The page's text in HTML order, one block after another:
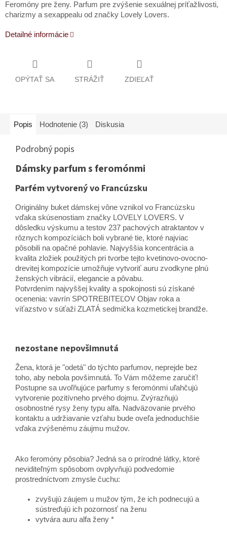
Feromóny pre ženy. Parfum pre zvýšenie sexuálnej príťažlivosti,
charizmy a sexappealu od značky Lovely Lovers.
Detailné informácie
OPÝTAŤ SA STRÁŽIŤ ZDIEĽAŤ
Popis Hodnotenie (3) Diskusia
Podrobný popis
Dámsky parfum s feromónmi
Parfém vytvorený vo Francúzsku
Originálny buket dámskej vône vznikol vo Francúzsku
vďaka skúsenostiam značky LOVELY LOVERS. V
dôsledku výskumu a testov 237 pachových atraktantov v
rôznych kompozíciách boli vybrané tie, ktoré najviac
pôsobili na opačné pohlavie. Najvyššia koncentrácia a
kvalita zložiek použitých pri tvorbe tejto kvetinovo-ovocno-
drevitej kompozície umožňuje vytvoriť auru zvodkyne plnú
ženských vibrácií, elegancie a pôvabu.
Potvrdením najvyššej kvality a spokojnosti sú získané
ocenenia: vavrín SPOTREBITEĽOV Objav roka a
víťazstvo v súťaži ZLATÁ sedmička kozmetickej brandže.
nezostane nepovšimnutá
Žena, ktorá je "odetá" do týchto parfumov, neprejde bez
toho, aby nebola povšimnutá. To Vám môžeme zaručiť!
Postupne sa uvoľňujúce parfumy s feromónmi uľahčujú
vytvorenie pozitívneho prvého dojmu. Zvýrazňujú
osobnostné rysy ženy typu alfa. Nadväzovanie prvého
kontaktu a udržiavanie vzťahu bude oveľa jednoduchšie
vďaka zvýšenému záujmu mužov.
Ako feromóny pôsobia? Jedná sa o prírodné látky, ktoré
neviditeľným spôsobom ovplyvňujú podvedomie
prostredníctvom zmysle čuchu:
zvyšujú záujem u mužov tým, že ich podnecujú a
sústreďujú ich pozornosť na ženu
vytvára auru alfa ženy *